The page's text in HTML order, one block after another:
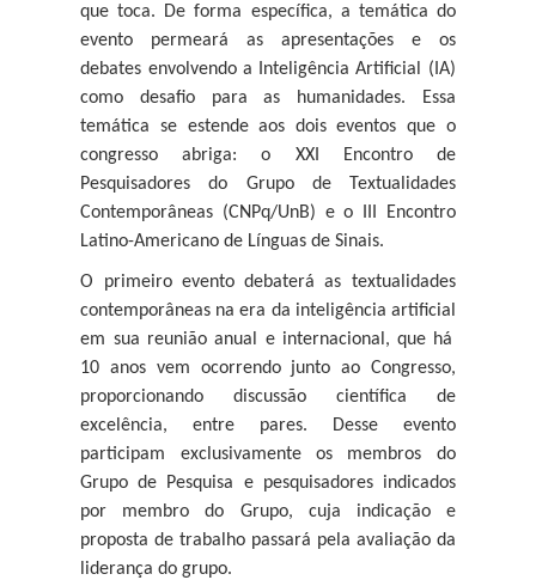
que toca. De forma específica, a temática do
evento permeará as apresentações e os
debates envolvendo a Inteligência Artificial (IA)
como desafio para as humanidades.
Essa
temática se estende aos dois eventos que o
congresso abriga: o XXI Encontro de
Pesquisadores do Grupo de Textualidades
Contemporâneas (CNPq/UnB) e o III Encontro
Latino-Americano de Línguas de Sinais.
O primeiroevento debaterá as textualidades
contemporâneas na era da inteligência artificial
em sua reunião anual e internacional, que há
10 anos vem ocorrendo junto ao Congresso,
proporcionando discussão científica de
excelência, entre pares. Desse evento
participam exclusivamente os membros do
Grupo de Pesquisa e pesquisadores indicados
por membro do Grupo, cuja indicação e
proposta de trabalho passará pela avaliação da
liderança do grupo.